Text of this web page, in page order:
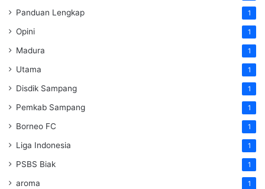
Panduan Lengkap 1
Opini 1
Madura 1
Utama 1
Disdik Sampang 1
Pemkab Sampang 1
Borneo FC 1
Liga Indonesia 1
PSBS Biak 1
aroma 1